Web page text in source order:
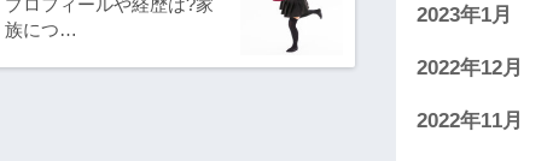
族につ…
2023年1月
2022年12月
2022年11月